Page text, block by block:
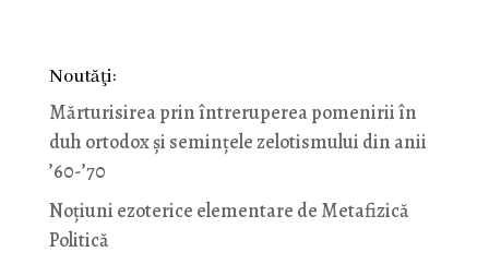
Noutăţi:
Mărturisirea prin întreruperea pomenirii în
duh ortodox și semințele zelotismului din anii
’60-’70
Noţiuni ezoterice elementare de Metafizică
Politică